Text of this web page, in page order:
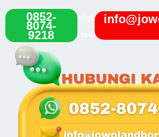
0852-
8074-
9218
Hadi